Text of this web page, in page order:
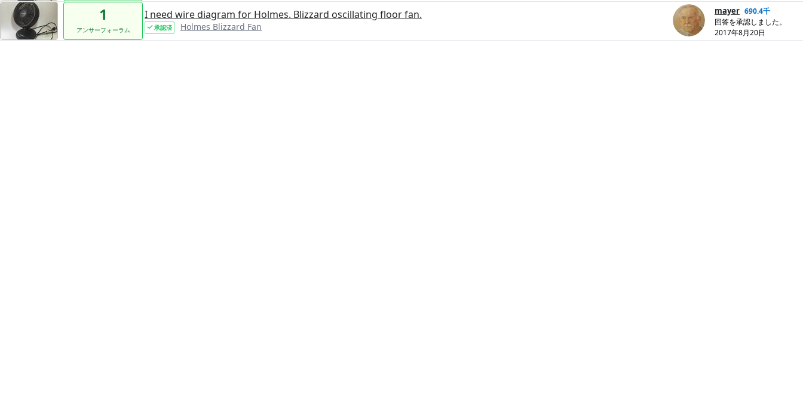
1
アンサーフォーラム
I need wire diagram for Holmes. Blizzard oscillating floor fan.
承認済 Holmes Blizzard Fan
mayer 690.4千
回答を承認しました。
2017年8月20日